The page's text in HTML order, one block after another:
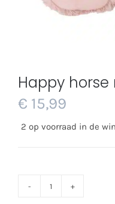
Happy
€ 15,99
2 op voorraad in de